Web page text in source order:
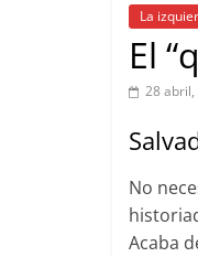
La
El
28 abril,
No
Acaba